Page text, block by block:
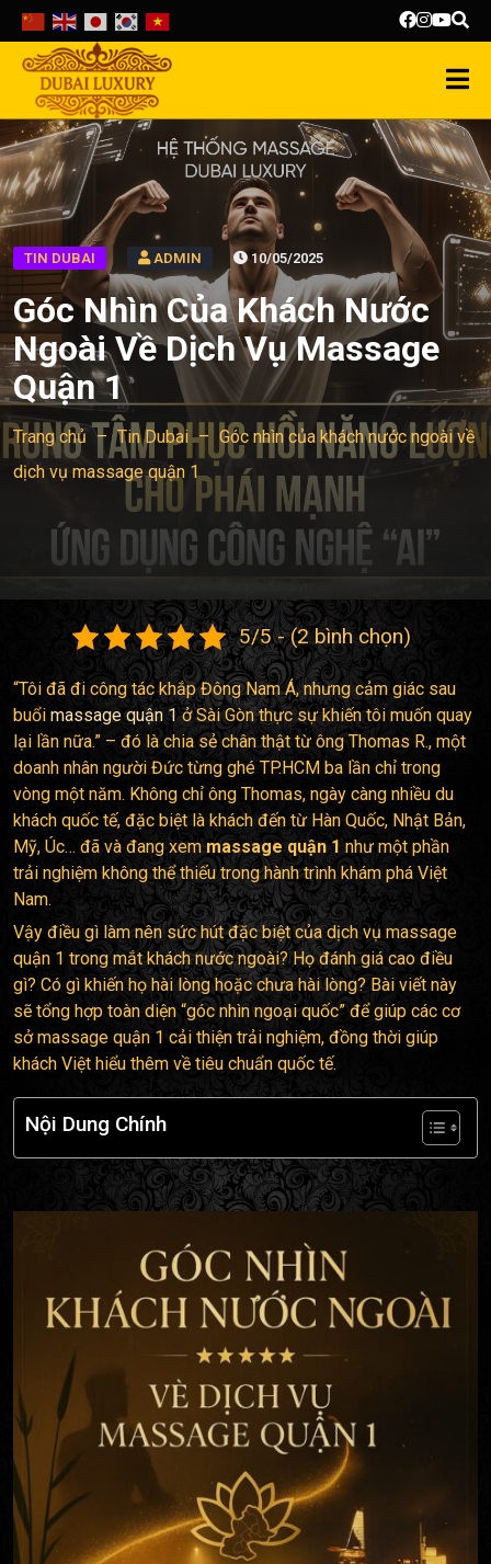
TIN DUBAI ADMIN 10/05/2025
Góc Nhìn Của Khách Nước
Ngoài Về Dịch Vụ Massage
Quận 1
Trang chủ – Tin Dubai – Góc nhìn của khách nước ngoài về
dịch vụ massage quận 1
5/5 - (2 bình chọn)
“Tôi đã đi công tác khắp Đông Nam Á, nhưng cảm giác sau
buổi massage quận 1ở Sài Gòn thực sự khiến tôi muốn quay
lại lần nữa.” – đó là chia sẻ chân thật từ ông Thomas R., một
doanh nhân người Đức từng ghé TP.HCM ba lần chỉ trong
vòng một năm. Không chỉ ông Thomas, ngày càng nhiều du
khách quốc tế, đặc biệt là khách đến từ Hàn Quốc, Nhật Bản,
Mỹ, Úc… đã và đang xemmassage quận 1 như một phần
trải nghiệm không thể thiếu trong hành trình khám phá Việt
Nam.
Vậy điều gì làm nên sức hút đặc biệt của dịch vụ massage
quận 1 trong mắt khách nước ngoài? Họ đánh giá cao điều
gì? Có gì khiến họ hài lòng hoặc chưa hài lòng? Bài viết này
sẽ tổng hợp toàn diện “góc nhìn ngoại quốc” để giúp các cơ
sở massage quận 1 cải thiện trải nghiệm, đồng thời giúp
khách Việt hiểu thêm về tiêu chuẩn quốc tế.
Nội Dung Chính